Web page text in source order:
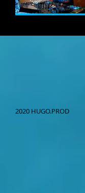
2020 HUGO.PROD